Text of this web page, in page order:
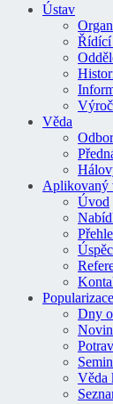
Ústav
Řídící
Věda
Aplikovaný
Úvod
Popularizace
Dny
Věda